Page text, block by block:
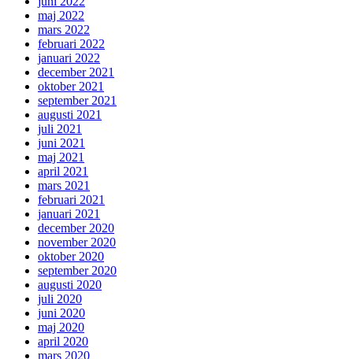
maj 2022
mars 2022
februari 2022
januari 2022
december 2021
oktober 2021
september 2021
augusti 2021
juli 2021
juni 2021
maj 2021
april 2021
mars 2021
februari 2021
januari 2021
december 2020
november 2020
oktober 2020
september 2020
augusti 2020
juli 2020
juni 2020
maj 2020
april 2020
mars 2020